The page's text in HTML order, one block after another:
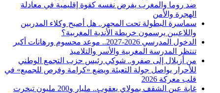
ضد روما والمغرب يفرض نفسه كقوة إقليمية في معادلة
الهجرة والأمن
سماسرة البطولة تحت المجهر.. هل أصبح وكلاء المدربين
واللاعبين يرسمون خريطة الأندية المغربية؟
الدخول المدرسي 2026-2027.. موعد محسوم ورهانات أكبر
تنتظر المدرسة المغربية والأسر والتلاميذ
من أزيلال إلى صفرو.. شوكي رئيس حزب التجمع الوطني
للأحرار يواصل جولة التعبئة ويضع «كرامة وفرص للجميع» في
قلب معركة 2026
غابة عين الشقف بمولاي يعقوب.. مليار و200 مليون تبخرت